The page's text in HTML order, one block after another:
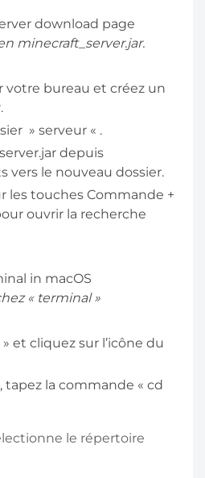
minecraft_server.jar.
votre bureau et créez un
» serveur « .
depuis
vers le nouveau dossier.
les touches Commande +
ouvrir la recherche
« terminal »
et cliquez sur l’icône du
tapez la commande « cd
le répertoire